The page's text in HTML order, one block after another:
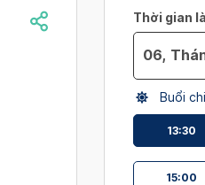
Thời gian
Navigate
forward
interact
with
Buổi
13:30
15:00